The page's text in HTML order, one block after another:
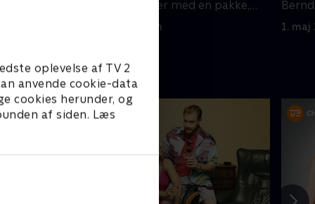
oplevelse af TV 2
anvende cookie-data
cookies herunder, og
af siden. Læs
vildeste problemer med en pakke,
1. maj 2023 • 22 min 1. maj